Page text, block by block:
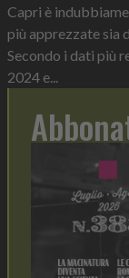
Capri è
più apprezzate sia
Secondo i dati più
2024 e...